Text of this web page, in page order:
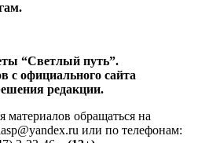
“Светлый путь”.
с официального сайта
редакции.
материалов обращаться на
или по телефонам: